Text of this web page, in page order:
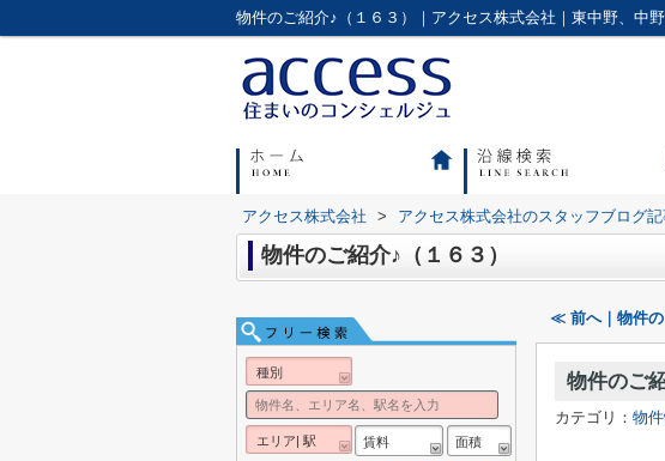
物件のご紹介♪（１６３）｜アクセス株式会社｜東中野、中
アクセス株式会社 > アクセス株式会社のスタッフブログ
物件のご紹介♪（１６３）
≪ 前へ｜物件の
物件のご
カテゴリ： 物
種別
エリア| 駅 賃料 面積